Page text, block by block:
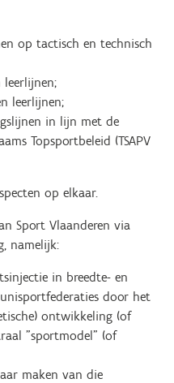
op tactisch en technisch
leerlijnen;
leerlijnen;
in lijn met de
Topsportbeleid (TSAPV
op elkaar.
Sport Vlaanderen via
namelijk:
in breedte- en
door het
ontwikkeling (of
"sportmodel" (of
maken van die